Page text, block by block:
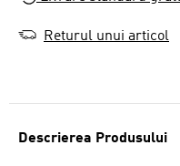
Descrierea Produsului
Returul unui articol